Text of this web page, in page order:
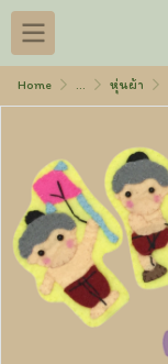
Home ... หุ่นผ้า